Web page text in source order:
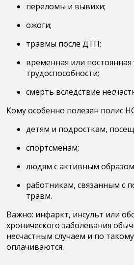
переломы и вывихи;
ожоги;
травмы после ДТП;
временная или постоянная
трудоспособности;
смерть вследствие
Кому особенно полезен полис
детям и подросткам,
спортсменам;
людям с активным
работникам, связанным с
травм.
Важно: инфаркт, инсульт или
хронического заболевания
несчастным случаем и по
оплачиваются.